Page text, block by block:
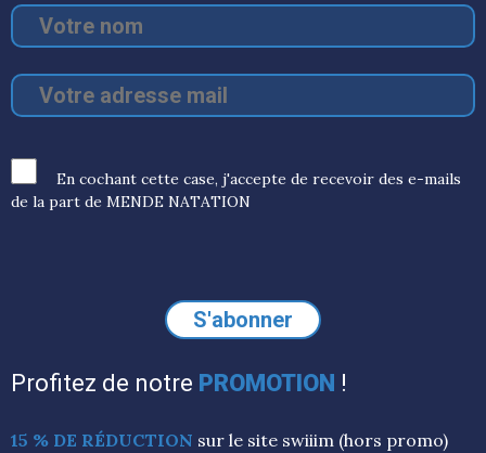
En cochant cette case, j'accepte de recevoir des e-mails
de la part de MENDE NATATION
Profitez de notre PROMOTION !
15 % DE RÉDUCTION sur le site swiiim (hors promo)